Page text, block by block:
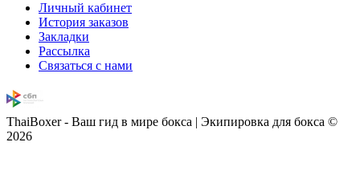
Личный кабинет
История заказов
Закладки
Рассылка
Связаться с нами
ThaiBoxer - Ваш гид в мире бокса | Экипировка для бокса ©
2026